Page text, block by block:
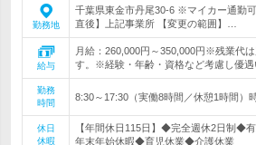
勤務地
千葉県東金市丹尾30-6 ※マイカー通勤
直後】上記事業所 【変更の範囲】…
給与
月給：260,000円～350,000円※残業代
す。※経験・年齢・資格など考慮し優遇
勤務
時間
8:30～17:30（実働8時間／休憩1時間）
休日
休暇
【年間休日115日】◆完全週休2日制◆
年末年始休暇◆育児休業◆介護休業